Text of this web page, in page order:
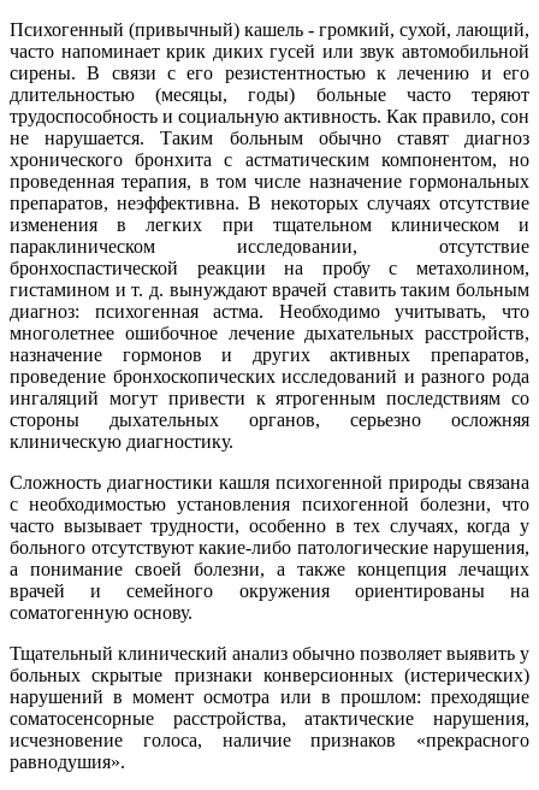
Психогенный (привычный) кашель - громкий, сухой, лающий,
часто напоминает крик диких гусей или звук автомобильной
сирены. В связи с его резистентностью к лечению и его
длительностью (месяцы, годы) больные часто теряют
трудоспособность и социальную активность. Как правило, сон
не нарушается. Таким больным обычно ставят диагноз
хронического бронхита с астматическим компонентом, но
проведенная терапия, в том числе назначение гормональных
препаратов, неэффективна. В некоторых случаях отсутствие
изменения в легких при тщательном клиническом и
параклиническом исследовании, отсутствие
бронхоспастической реакции на пробу с метахолином,
гистамином и т. д. вынуждают врачей ставить таким больным
диагноз: психогенная астма. Необходимо учитывать, что
многолетнее ошибочное лечение дыхательных расстройств,
назначение гормонов и других активных препаратов,
проведение бронхоскопических исследований и разного рода
ингаляций могут привести к ятрогенным последствиям со
стороны дыхательных органов, серьезно осложняя
клиническую диагностику.
Сложность диагностики кашля психогенной природы связана
с необходимостью установления психогенной болезни, что
часто вызывает трудности, особенно в тех случаях, когда у
больного отсутствуют какие-либо патологические нарушения,
а понимание своей болезни, а также концепция лечащих
врачей и семейного окружения ориентированы на
соматогенную основу.
Тщательный клинический анализ обычно позволяет выявить у
больных скрытые признаки конверсионных (истерических)
нарушений в момент осмотра или в прошлом: преходящие
соматосенсорные расстройства, атактические нарушения,
исчезновение голоса, наличие признаков «прекрасного
равнодушия».